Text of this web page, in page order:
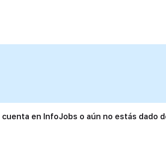
en InfoJobs o aún no estás dado